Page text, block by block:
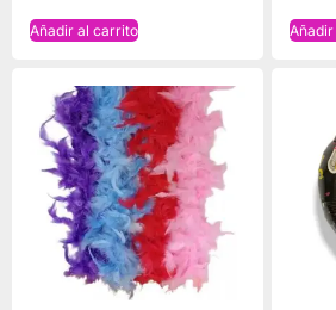
Añadir al carrito